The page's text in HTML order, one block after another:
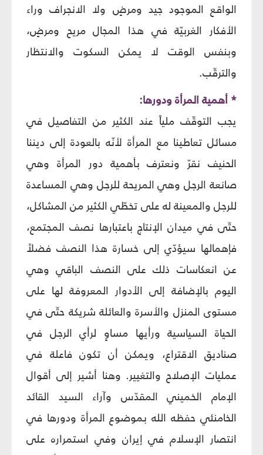
الواقع الموجود جيد ومرضٍ ولا الانجراف وراء
الأفكار الغربيّة في هذا المجال مريح ومرضٍ،
وبنفس الوقت لا يمكن السكوت والانتظار
والترقّب.
* أهمية المرأة ودورها:
يجب التوقّف ملياً عند الكثير من التفاصيل في
مسائل تعاطينا مع المرأة لأنّه بالعودة إلى ديننا
الحنيف نقرّ ونعترف بأهمية دور المرأة وهي
صانعة الرجل وهي المريحة للرجل وهي المساعدة
للرجل والمعينة له على تخطّي الكثير من المشاكل،
حتّى في ميدان الإنتاج باعتبارها نصف المجتمع،
فإهمالها سيؤدّي إلى خسارة هذا النصف فضلاً
عن انعكاسات ذلك على النصف الباقي وهي
اليوم بالإضافة إلى الأدوار المعروفة لها على
مستوى المنزل والأسرة والعائلة شريكة حتّى في
الحياة السياسية ورأيها مساوٍ لرأي الرجل في
صناديق الاقتراع، ويمكن أن تكون فاعلة في
عمليات الإصلاح والتغيير. وهنا أشير إلى أقوال
الإمام الخميني المقدّس وآراء السيد القائد
الخامنئي حفظه الله بموضوع المرأة ودورها في
انتصار الإسلام في إيران وفي استمراره على